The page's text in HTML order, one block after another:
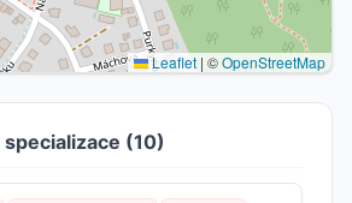
Leaflet | ©OpenStreetMap
(10)